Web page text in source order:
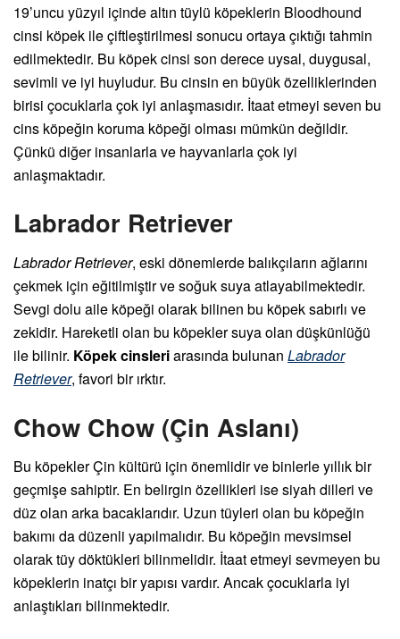
19’uncu yüzyıl içinde altın tüylü köpeklerin Bloodhound
cinsi köpek ile çiftleştirilmesi sonucu ortaya çıktığı tahmin
edilmektedir. Bu köpek cinsi son derece uysal, duygusal,
sevimli ve iyi huyludur. Bu cinsin en büyük özelliklerinden
birisi çocuklarla çok iyi anlaşmasıdır. İtaat etmeyi seven bu
cins köpeğin koruma köpeği olması mümkün değildir.
Çünkü diğer insanlarla ve hayvanlarla çok iyi
anlaşmaktadır.
Labrador Retriever
Labrador Retriever, eski dönemlerde balıkçıların ağlarını
çekmek için eğitilmiştir ve soğuk suya atlayabilmektedir.
Sevgi dolu aile köpeği olarak bilinen bu köpek sabırlı ve
zekidir. Hareketli olan bu köpekler suya olan düşkünlüğü
ile bilinir. Köpek cinsleriarasında bulunan Labrador
Retriever, favori bir ırktır.
Chow Chow (Çin Aslanı)
Bu köpekler Çin kültürü için önemlidir ve binlerle yıllık bir
geçmişe sahiptir. En belirgin özellikleri ise siyah dilleri ve
düz olan arka bacaklarıdır. Uzun tüyleri olan bu köpeğin
bakımı da düzenli yapılmalıdır. Bu köpeğin mevsimsel
olarak tüy döktükleri bilinmelidir. İtaat etmeyi sevmeyen bu
köpeklerin inatçı bir yapısı vardır. Ancak çocuklarla iyi
anlaştıkları bilinmektedir.